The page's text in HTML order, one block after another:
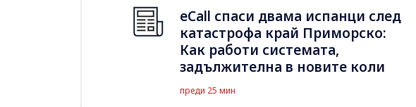
eCall спаси двама испанци след
катастрофа край Приморско:
Как работи системата,
задължителна в новите коли
преди 25 мин